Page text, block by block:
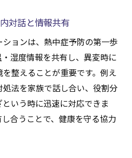
対話と情報共有
ョンは、熱中症予防の第一歩
湿度情報を共有し、異変時に
整えることが重要です。例え
法を家族で話し合い、役割分
いう時に迅速に対応できま
合うことで、健康を守る協力